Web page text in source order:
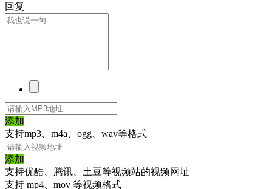
回复
添加
支持mp3、m4a、ogg、wav等格式
添加
支持优酷、腾讯、土豆等视频站的视频网址
支持 mp4、mov 等视频格式